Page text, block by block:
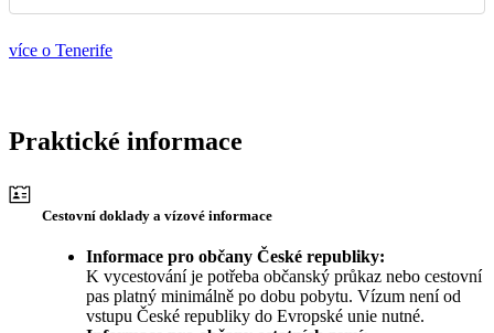
více o Tenerife
Praktické informace
Cestovní doklady a vízové informace
Informace pro občany České republiky:
K vycestování je potřeba občanský průkaz nebo cestovní
pas platný minimálně po dobu pobytu. Vízum není od
vstupu České republiky do Evropské unie nutné.